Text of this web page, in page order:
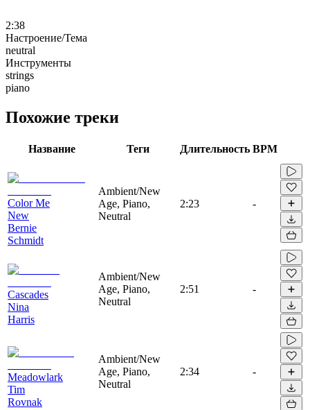
2:38
Настроение/Тема
neutral
Инструменты
strings
piano
Похожие треки
Название Теги Длительность BPM
Color Me
New
Bernie
Schmidt
Ambient/New
Age, Piano,
Neutral
2:23 -
Cascades
Nina
Harris
Ambient/New
Age, Piano,
Neutral
2:51 -
Meadowlark
Tim
Rovnak
Ambient/New
Age, Piano,
Neutral
2:34 -